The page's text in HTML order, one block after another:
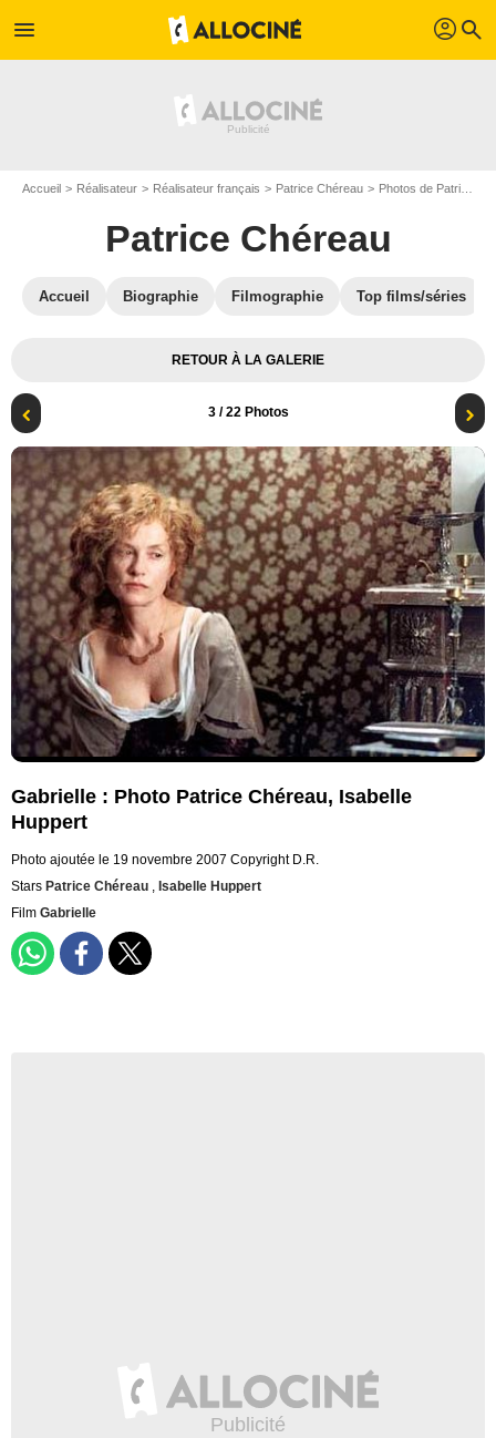
menu profil search
Accueil Réalisateur Réalisateur français Patrice Chéreau Photos de Patrice Chéreau
Patrice Chéreau
Accueil Biographie Filmographie Top films/séries
RETOUR À LA GALERIE
3/ 22 Photos
Gabrielle : Photo Patrice Chéreau, Isabelle
Huppert
Photo ajoutée le 19 novembre 2007 Copyright D.R.
Stars Patrice Chéreau , Isabelle Huppert
Film Gabrielle